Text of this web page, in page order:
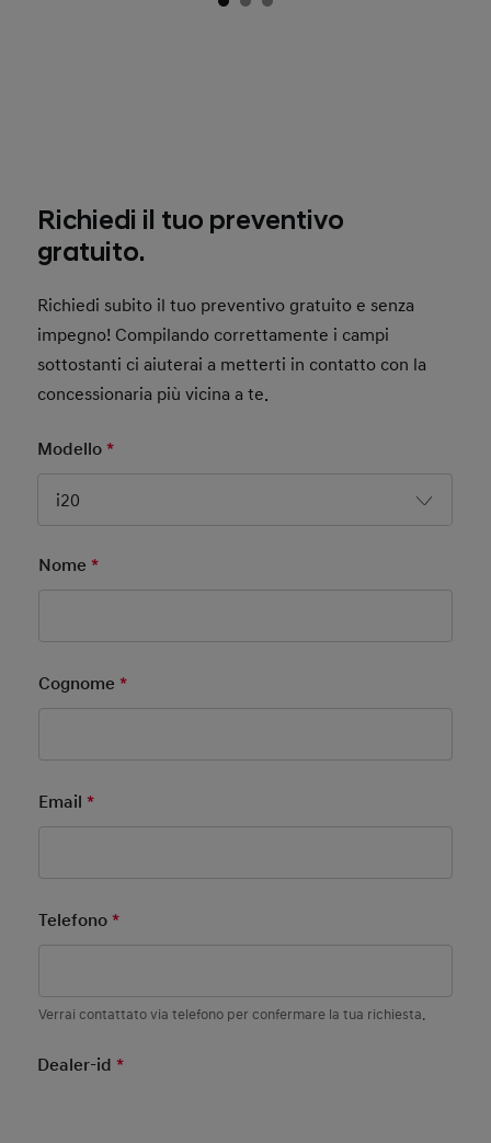
Richiedi il tuo preventivo
gratuito.
Richiedi subito il tuo preventivo gratuito e senza
impegno! Compilando correttamente i campi
sottostanti ci aiuterai a metterti in contatto con la
concessionaria più vicina a te.
Modello*
i20
Nome *Mandatory Field
Cognome *Mandatory Field
Email *Mandatory Field
Telefono *Mandatory Field
Verrai contattato via telefono per confermare la tua richiesta.
Dealer-id*